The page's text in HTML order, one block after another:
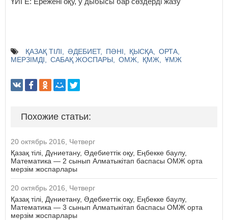
ҚАЗАҚ ТІЛІ ӘДЕБИЕТ ПӘНІ ҚЫСҚА
ОРТА
МЕРЗІМДІ
САБАҚ ЖОСПАРЫ ОМЖ ҚМЖ ҰМЖ
Похожие статьи:
20 октябрь 2016, Четверг
Қазақ тілі, Дүниетану, Әдебиеттік оқу, Еңбекке баулу,
Математика — 2 сынып Алматыкітап баспасы ОМЖ орта
мерзім жоспарлары
20 октябрь 2016, Четверг
Қазақ тілі, Дүниетану, Әдебиеттік оқу, Еңбекке баулу,
Математика — 3 сынып Алматыкітап баспасы ОМЖ орта
мерзім жоспарлары